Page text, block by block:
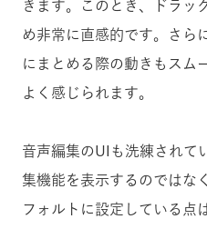
きます。このとき、ドラッ
め非常に直感的です。さら
にまとめる際の動きもスム
よく感じられます。
音声編集のUIも洗練されて
集機能を表示するのではな
フォルトに設定している点